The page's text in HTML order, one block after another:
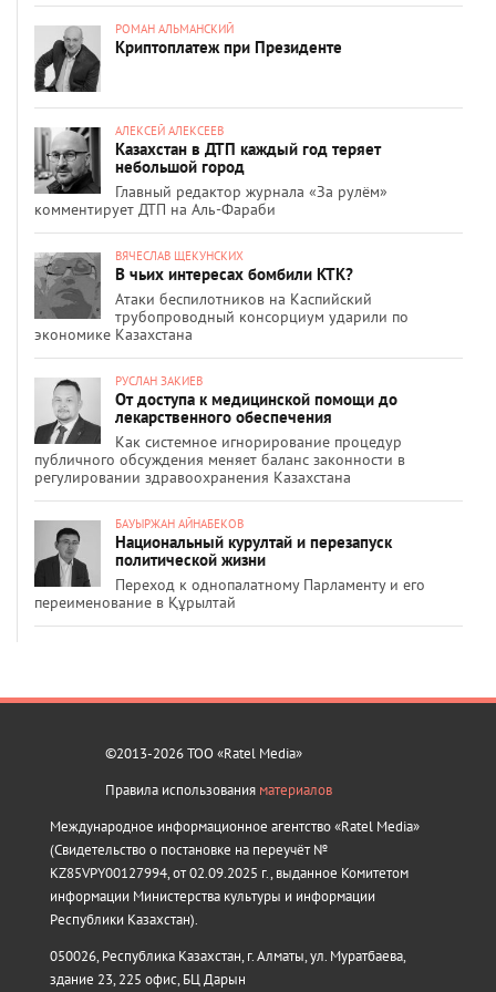
РОМАН АЛЬМАНСКИЙ
Криптоплатеж при Президенте
АЛЕКСЕЙ АЛЕКСЕЕВ
Казахстан в ДТП каждый год теряет
небольшой город
Главный редактор журнала «За рулём»
комментирует ДТП на Аль-Фараби
ВЯЧЕСЛАВ ЩЕКУНСКИХ
В чьих интересах бомбили КТК?
Атаки беспилотников на Каспийский
трубопроводный консорциум ударили по
экономике Казахстана
РУСЛАН ЗАКИЕВ
От доступа к медицинской помощи до
лекарственного обеспечения
Как системное игнорирование процедур
публичного обсуждения меняет баланс законности в
регулировании здравоохранения Казахстана
БАУЫРЖАН АЙНАБЕКОВ
Национальный курултай и перезапуск
политической жизни
Переход к однопалатному Парламенту и его
переименование в Құрылтай
©2013-2026 ТОО «Ratel Media»
Правила использования материалов
Международное информационное агентство «Ratel Media»
(Свидетельство о постановке на переучёт №
KZ85VPY00127994, от 02.09.2025 г., выданное Комитетом
информации Министерства культуры и информации
Республики Казахстан).
050026, Республика Казахстан, г. Алматы, ул. Муратбаева,
здание 23, 225 офис, БЦ Дарын